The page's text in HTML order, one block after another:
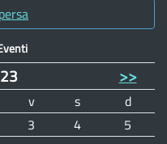
>>
v s
d
3 4
5